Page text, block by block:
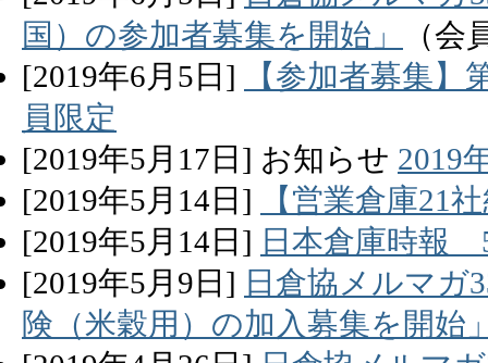
国）の参加者募集を開始」
（会
[2019年6月 5 日]
【参加者募集
員限定
[2019年5月 17 日] お知らせ 2019
[2019年5月 14 日]
【営業倉庫21
[2019年5月 14 日] 日本倉庫時報
[2019年5月 9 日] 日倉協メルマ
険（米穀用）の加入募集を開始